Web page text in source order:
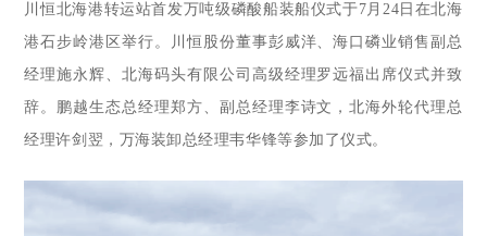
川恒北海港转运站首发万吨级磷酸船装船仪式于7月24 日在北海
港石步岭港区举行。川恒股份董事彭威洋、海口磷业销售副总
经理施永辉、北海码头有限公司高级经理罗远福出席仪式并致
辞。鹏越生态总经理郑方、 副总经理李诗文，北海外轮代理总
经理许剑翌，万海装卸总经理韦华锋等参加了仪式。